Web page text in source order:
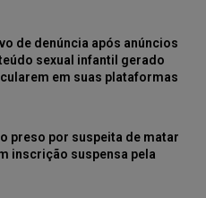
de denúncia após anúncios
sexual infantil gerado
em suas plataformas
preso por suspeita de matar
inscrição suspensa pela